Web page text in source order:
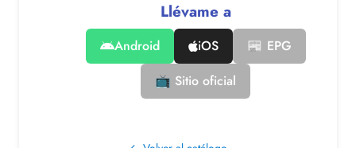
Llévame a
Android iOS
📰 EPG
📺 Sitio oficial